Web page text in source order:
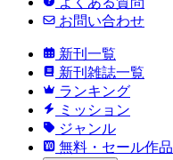
お問い合わせ
新刊一覧
新刊雑誌一覧
ランキング
ミッション
ジャンル
無料・セール作品